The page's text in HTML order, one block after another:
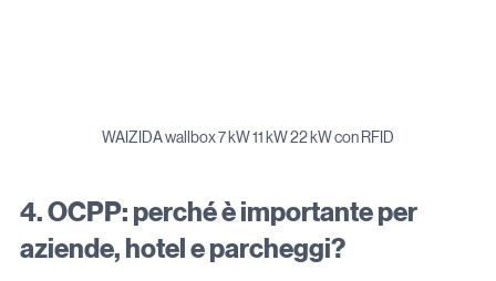
WAIZIDA wallbox 7 kW 11 kW 22 kW con RFID
4. OCPP: perché è importante per
aziende, hotel e parcheggi?